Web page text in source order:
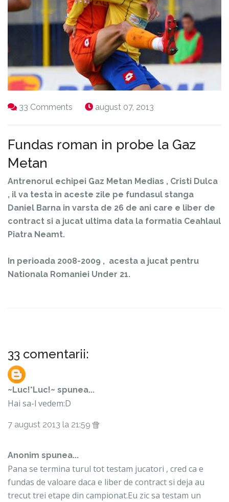
33 Comments august 07, 2013
Fundas roman in probe la Gaz
Metan
Antrenorul echipei Gaz Metan Medias , Cristi Dulca
, il va testa in aceste zile pe fundasul stanga
Daniel Barna in varsta de 26 de ani care e liber de
contract si a jucat ultima data la formatia Ceahlaul
Piatra Neamt.
In perioada 2008-2009 , acesta a jucat pentru
Nationala Romaniei Under 21.
33 comentarii:
~Luc!*Luc!~ spunea...
Hai sa-l vedem:D
7 august 2013 la 21:59
Anonim spunea...
Pana se termina turul tot testam jucatori , cred ca e
fundas de valoare daca e liber de contract si deja au
trecut trei etape din campionat.Eu zic sa testam un